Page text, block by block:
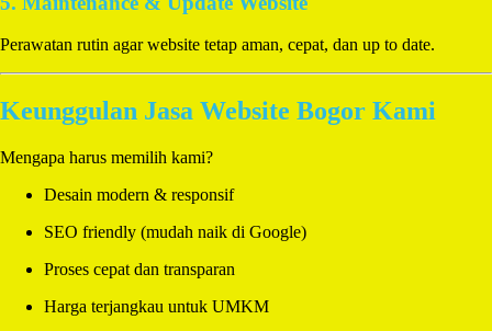
Perawatan rutin agar website tetap aman, cepat, dan up to date.
Keunggulan Jasa Website Bogor Kami
Mengapa harus memilih kami?
Desain modern & responsif
SEO friendly (mudah naik di Google)
Proses cepat dan transparan
Harga terjangkau untuk UMKM